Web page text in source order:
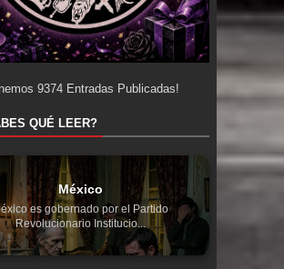
9374Entradas Publicadas!
QUÉ LEER?
México
es gobernado por el Partido
Revolucionario Institucio...